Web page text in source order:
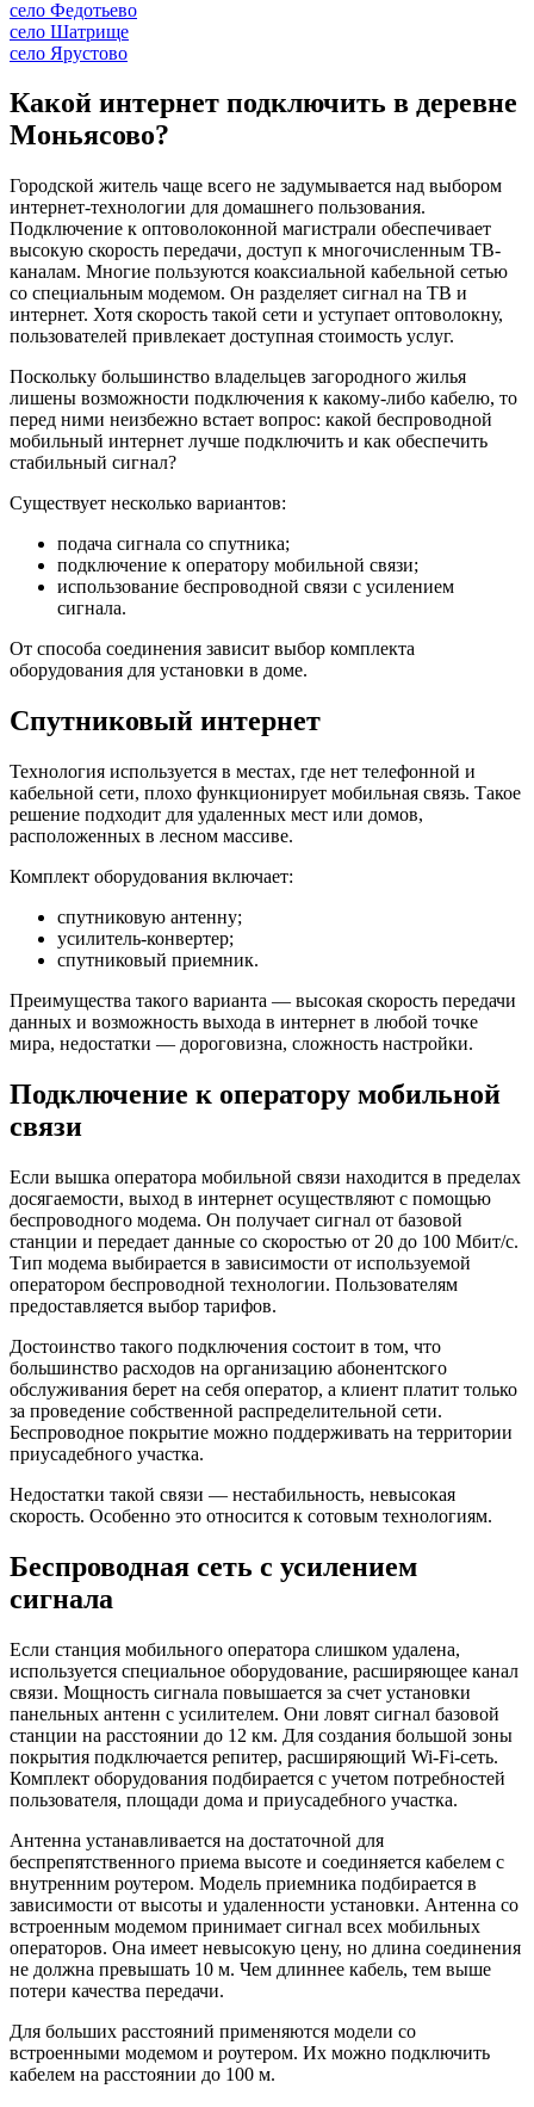
село Федотьево
село Шатрище
село Ярустово
Какой интернет подключить в деревне
Моньясово?
Городской житель чаще всего не задумывается над выбором
интернет-технологии для домашнего пользования.
Подключение к оптоволоконной магистрали обеспечивает
высокую скорость передачи, доступ к многочисленным ТВ-
каналам. Многие пользуются коаксиальной кабельной сетью
со специальным модемом. Он разделяет сигнал на ТВ и
интернет. Хотя скорость такой сети и уступает оптоволокну,
пользователей привлекает доступная стоимость услуг.
Поскольку большинство владельцев загородного жилья
лишены возможности подключения к какому-либо кабелю, то
перед ними неизбежно встает вопрос: какой беспроводной
мобильный интернет лучше подключить и как обеспечить
стабильный сигнал?
Существует несколько вариантов:
подача сигнала со спутника;
подключение к оператору мобильной связи;
использование беспроводной связи с усилением
сигнала.
От способа соединения зависит выбор комплекта
оборудования для установки в доме.
Спутниковый интернет
Технология используется в местах, где нет телефонной и
кабельной сети, плохо функционирует мобильная связь. Такое
решение подходит для удаленных мест или домов,
расположенных в лесном массиве.
Комплект оборудования включает:
спутниковую антенну;
усилитель-конвертер;
спутниковый приемник.
Преимущества такого варианта — высокая скорость передачи
данных и возможность выхода в интернет в любой точке
мира, недостатки — дороговизна, сложность настройки.
Подключение к оператору мобильной
связи
Если вышка оператора мобильной связи находится в пределах
досягаемости, выход в интернет осуществляют с помощью
беспроводного модема. Он получает сигнал от базовой
станции и передает данные со скоростью от 20 до 100 Мбит/с.
Тип модема выбирается в зависимости от используемой
оператором беспроводной технологии. Пользователям
предоставляется выбор тарифов.
Достоинство такого подключения состоит в том, что
большинство расходов на организацию абонентского
обслуживания берет на себя оператор, а клиент платит только
за проведение собственной распределительной сети.
Беспроводное покрытие можно поддерживать на территории
приусадебного участка.
Недостатки такой связи — нестабильность, невысокая
скорость. Особенно это относится к сотовым технологиям.
Беспроводная сеть с усилением
сигнала
Если станция мобильного оператора слишком удалена,
используется специальное оборудование, расширяющее канал
связи. Мощность сигнала повышается за счет установки
панельных антенн с усилителем. Они ловят сигнал базовой
станции на расстоянии до 12 км. Для создания большой зоны
покрытия подключается репитер, расширяющий Wi-Fi-сеть.
Комплект оборудования подбирается с учетом потребностей
пользователя, площади дома и приусадебного участка.
Антенна устанавливается на достаточной для
беспрепятственного приема высоте и соединяется кабелем с
внутренним роутером. Модель приемника подбирается в
зависимости от высоты и удаленности установки. Антенна со
встроенным модемом принимает сигнал всех мобильных
операторов. Она имеет невысокую цену, но длина соединения
не должна превышать 10 м. Чем длиннее кабель, тем выше
потери качества передачи.
Для больших расстояний применяются модели со
встроенными модемом и роутером. Их можно подключить
кабелем на расстоянии до 100 м.